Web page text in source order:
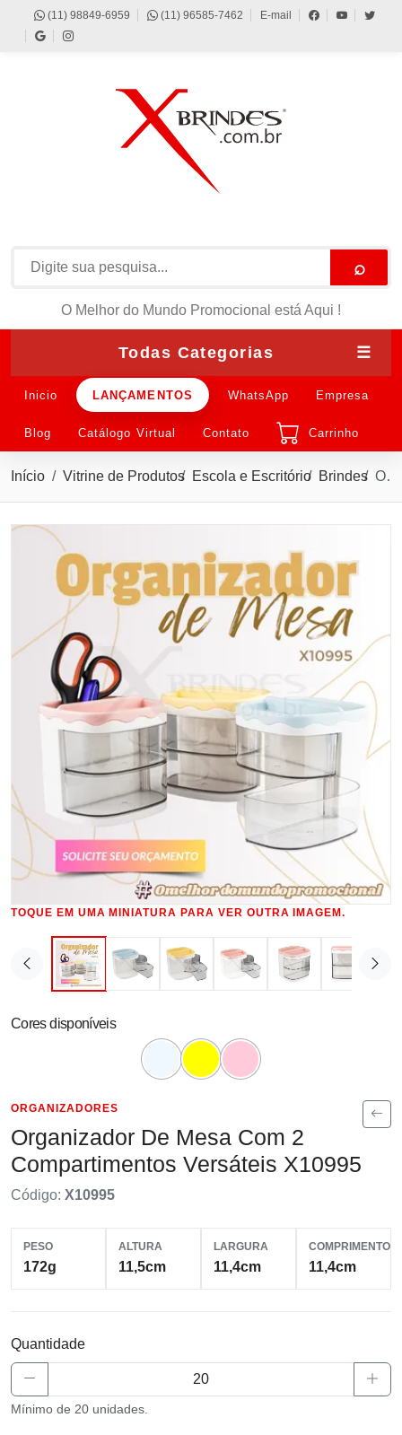
(11) 98849-6959 (11) 96585-7462 E-mail
⌕
O Melhor do Mundo Promocional está Aqui !
Todas Categorias ☰
Inicio LANÇAMENTOS WhatsApp Empresa
Blog Catálogo Virtual Contato Carrinho
Início Vitrine de Produtos Escola e Escritório Brindes Organizador de Mesa com 2 compartimentos versáteis X10995
TOQUE EM UMA MINIATURA PARA VER OUTRA IMAGEM.
Cores disponíveis
ORGANIZADORES
Organizador De Mesa Com 2
Compartimentos Versáteis X10995
Código: X10995
PESO
172g
ALTURA
11,5cm
LARGURA
11,4cm
COMPRIMENTO
11,4cm
Quantidade
Mínimo de 20 unidades.